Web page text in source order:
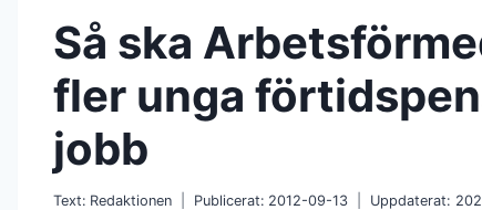
Så ska
fler unga
jobb
Text: Redaktionen Publicerat: 2012-09-13 Uppdaterat: